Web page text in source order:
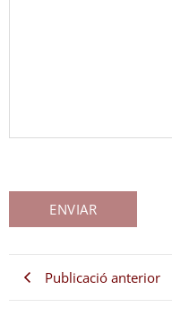
Publicació anterior